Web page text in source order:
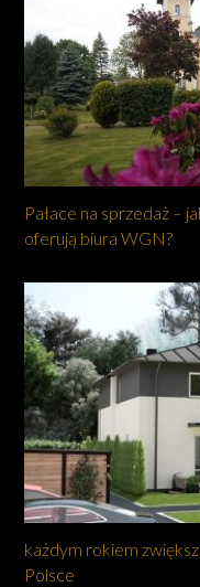
Pałace na sprzedaż –
oferują biura WGN?
każdym rokiem
Polsce